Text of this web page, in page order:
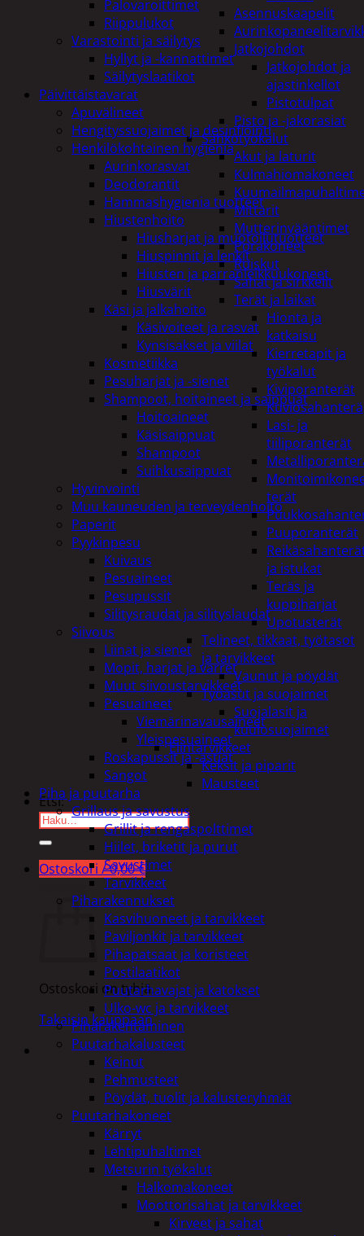
Asennuskaapelit
Jatkojohdot
Jatkojohdot ja
ajastinkellot
Pistotulpat
Pisto ja -jakorasiat
Sähkötyökalut
Akut ja laturit
Kulmahiomakoneet
Mittarit
Mutterinvääntimet
Porakoneet
Ruiskut
Sahat ja sirkkelit
Terät ja laikat
Hionta ja
katkaisu
Kierretapit ja
työkalut
Kiviporanterät
Kuviosahanterä
Lasi- ja
tiiliporanterät
terät
Puuporanterät
ja istukat
Teräs ja
kuppiharjat
Upotusterät
Telineet, tikkaat, työtasot
ja tarvikkeet
Vaunut ja pöydät
Työasut ja suojaimet
Suojalasit ja
kuulosuojaimet
Elintarvikkeet
Keksit ja piparit
Mausteet
Etsi:
Ostoskori /0,00€
Ostoskori on tyhjä.
Takaisin kauppaan
Palovaroittimet
Riippulukot
Varastointi ja säilytys
Hyllyt ja -kannattimet
Säilytyslaatikot
Päivittäistavarat
Apuvälineet
Hengityssuojaimet ja desinfiointi
Henkilökohtainen hygienia
Aurinkorasvat
Deodorantit
Hammashygienia tuotteet
Hiustenhoito
Hiusharjat ja muotoilutuotteet
Hiuspinnit ja lenkit
Hiusten ja parranleikkuukoneet
Hiusvärit
Käsi ja jalkahoito
Käsivoiteet ja rasvat
Kynsisakset ja viilat
Kosmetiikka
Pesuharjat ja -sienet
Shampoot, hoitaineet ja saippuat
Hoitoaineet
Käsisaippuat
Shampoot
Suihkusaippuat
Hyvinvointi
Muu kauneuden ja terveydenhoito
Paperit
Pyykinpesu
Kuivaus
Pesuaineet
Pesupussit
Silitysraudat ja silityslaudat
Siivous
Liinat ja sienet
Mopit, harjat ja varret
Muut siivoustarvikkeet
Pesuaineet
Viemärinavausaineet
Yleispesuaineet
Roskapussit ja -astiat
Sangot
Piha ja puutarha
Grillaus ja savustus
Grillit ja rengaspolttimet
Hiilet, briketit ja purut
Savustimet
Tarvikkeet
Piharakennukset
Kasvihuoneet ja tarvikkeet
Paviljonkit ja tarvikkeet
Pihapatsaat ja koristeet
Postilaatikot
Puutarhavajat ja katokset
Ulko-wc ja tarvikkeet
Piharakentaminen
Puutarhakalusteet
Keinut
Pehmusteet
Pöydät, tuolit ja kalusteryhmät
Puutarhakoneet
Kärryt
Lehtipuhaltimet
Metsurin työkalut
Halkomakoneet
Moottorisahat ja tarvikkeet
Kirveet ja sahat